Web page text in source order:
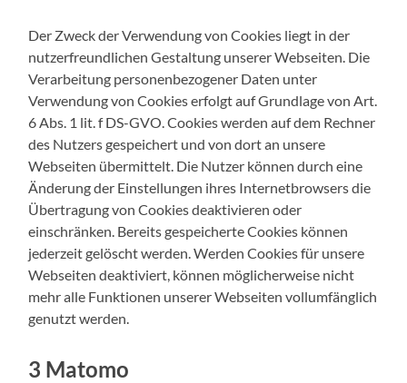
Der Zweck der Verwendung von Cookies liegt in der
nutzerfreundlichen Gestaltung unserer Webseiten. Die
Verarbeitung personenbezogener Daten unter
Verwendung von Cookies erfolgt auf Grundlage von Art.
6 Abs. 1 lit. f DS-GVO. Cookies werden auf dem Rechner
des Nutzers gespeichert und von dort an unsere
Webseiten übermittelt. Die Nutzer können durch eine
Änderung der Einstellungen ihres Internetbrowsers die
Übertragung von Cookies deaktivieren oder
einschränken. Bereits gespeicherte Cookies können
jederzeit gelöscht werden. Werden Cookies für unsere
Webseiten deaktiviert, können möglicherweise nicht
mehr alle Funktionen unserer Webseiten vollumfänglich
genutzt werden.
3 Matomo